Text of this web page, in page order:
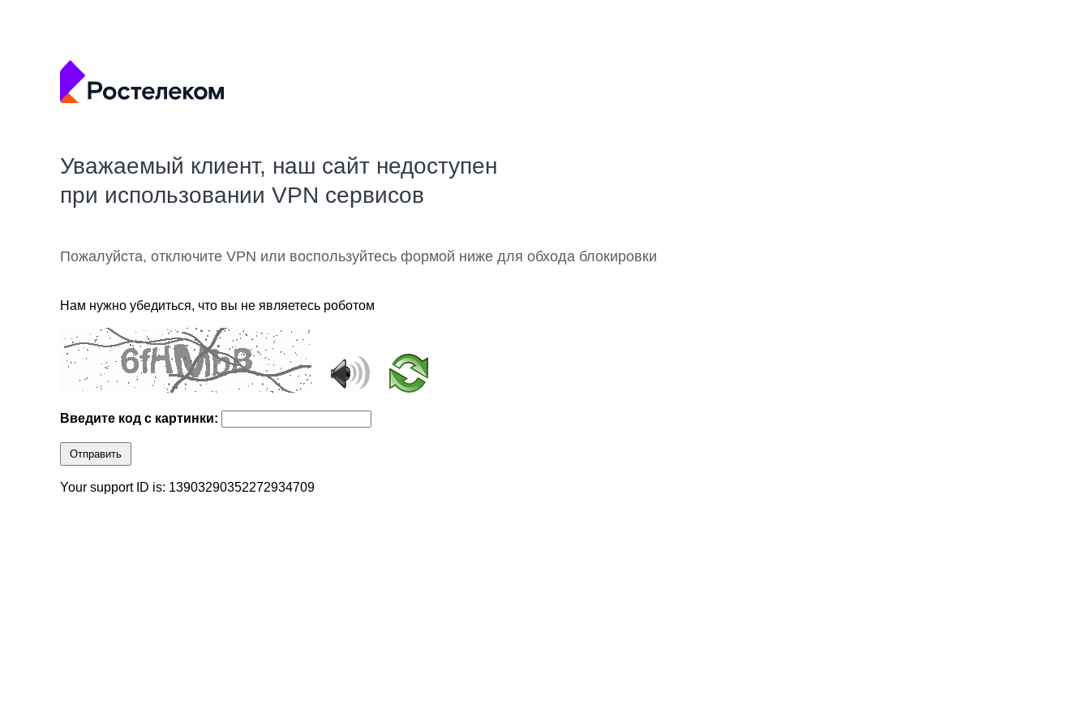
Уважаемый клиент, наш сайт недоступен
при использовании VPN сервисов
Пожалуйста, отключите VPN или воспользуйтесь формой ниже для обхода блокировки
Нам нужно убедиться, что вы не являетесь роботом
Введите код с картинки:
Отправить
Your support ID is: 13903290352272934709